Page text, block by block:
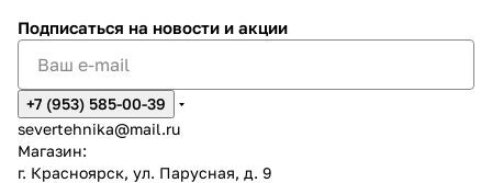
Подписаться на новости и акции
+7 (953) 585-00-39
severtehnika@mail.ru
Магазин:
г. Красноярск, ул. Парусная, д. 9